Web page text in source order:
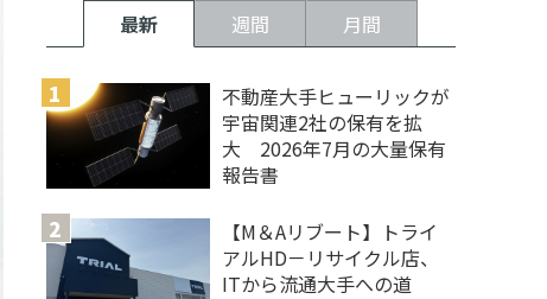
最新 週間 月間
不動産大手ヒューリックが
宇宙関連2社の保有を拡
大 2026年7月の大量保有
報告書
【M＆Aリブート】トライ
アルHD－リサイクル店、
ITから流通大手への道